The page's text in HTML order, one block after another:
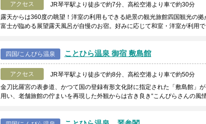
アクセス
JR琴平駅より徒歩で約7分、高松空港より車で約30分
露天からは360度の眺望！洋室の利用もできる絶景の観光旅館四国観光の
富士が臨める展望露天風呂が自慢のお宿。好みに応じて和室・洋室が利用
四国/こんぴら温泉 ことひら温泉 御宿 敷島館
アクセス
JR琴平駅より徒歩で約8分、高松空港より車で約50分
金刀比羅宮の表参道、かつて国の登録有形文化財に指定された「敷島館」
用い、老舗旅館の佇まいを再現した外観からは古き良き“こんぴらさんの